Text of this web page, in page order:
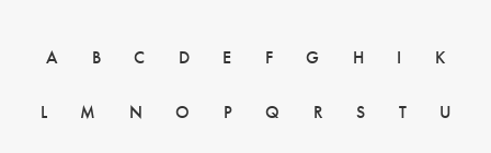
A B C D E F G H K
L M N O P Q R S T U